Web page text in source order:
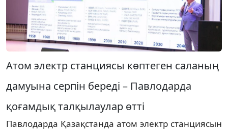
Атом электр станциясы көптеген саланың
дамуына серпін береді – Павлодарда
қоғамдық талқылаулар өтті
Павлодарда Қазақстанда атом электр станциясын